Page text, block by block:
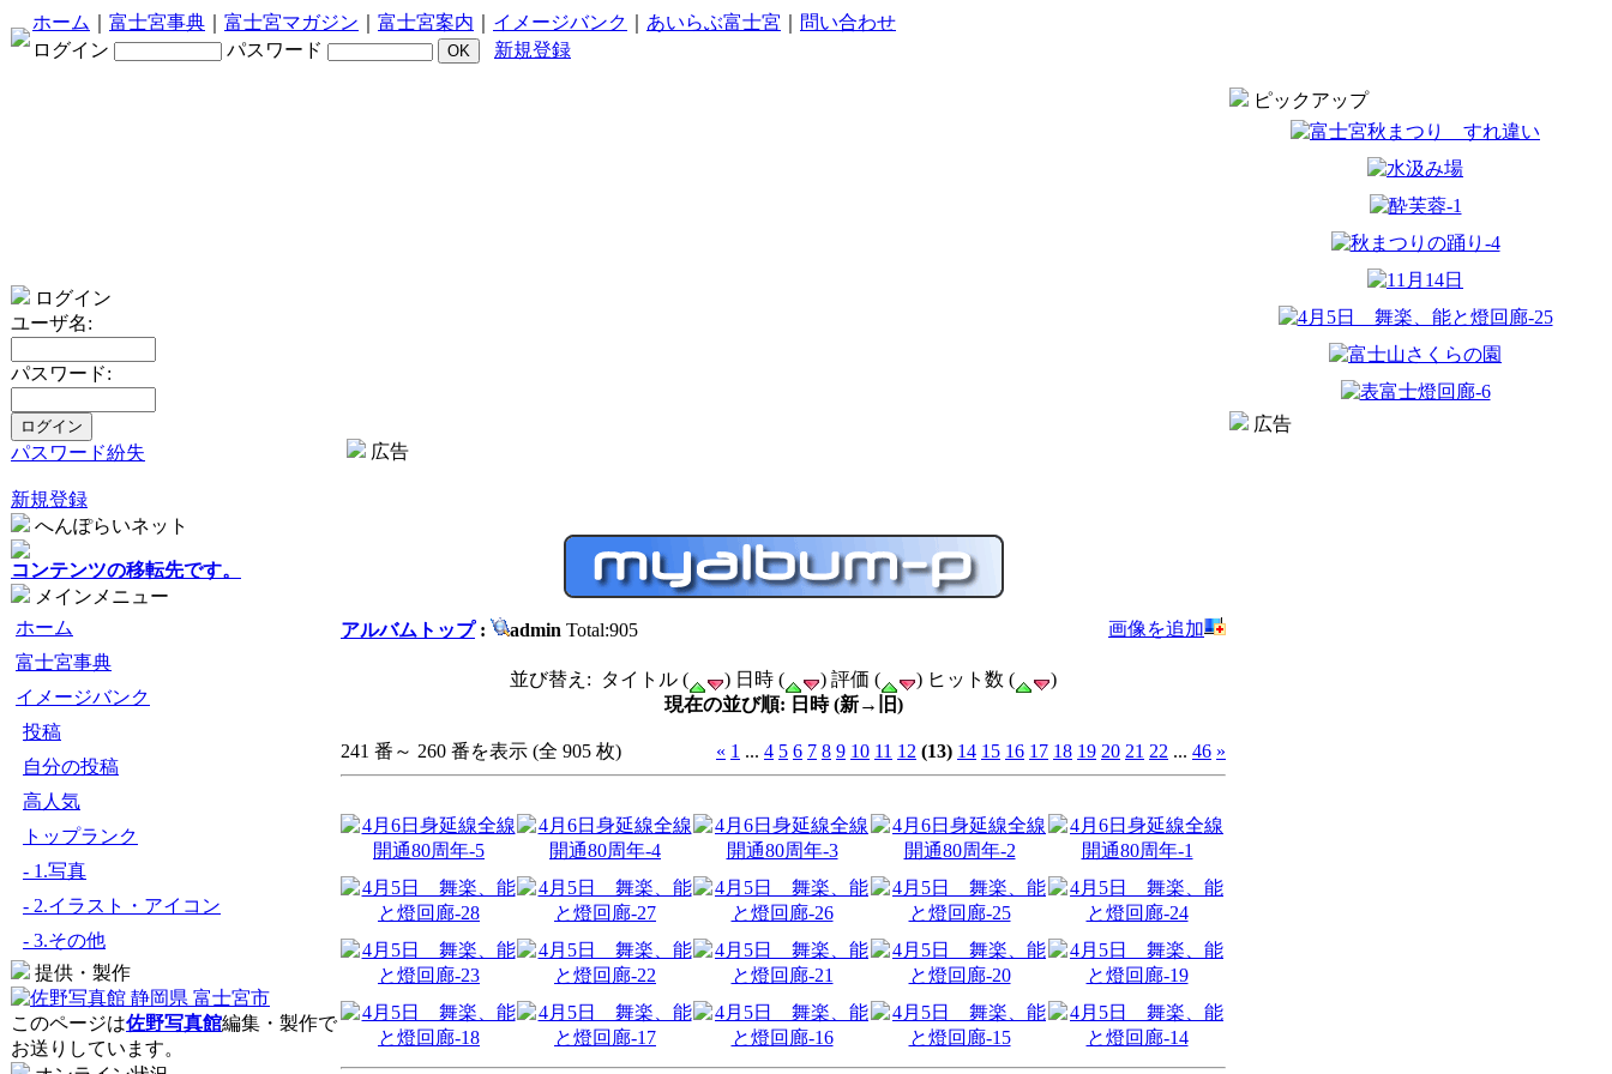
ホーム 富士宮事典 富士宮マガジン 富士宮案内 イメージバンク あいらぶ富士宮
問い合わせ
ログイン
パスワード 新規登録
ログイン
ユーザ名:
パスワード:
パスワード紛失
新規登録
へんぽらいネット
コンテンツの移転先です。
メインメニュー
ホーム
富士宮事典
イメージバンク
投稿
自分の投稿
高人気
トップランク
- 1.写真
- 2.イラスト・アイコン
- 3.その他
提供・製作
このページは佐野写真館編集・製作で
お送りしています。
広告
アルバムトップ: admin Total:905 画像を追加
並び替え: タイトル ( ) 日時 ( ) 評価 ( ) ヒット数 (
)
現在の並び順: 日時 (新→旧)
241 番～ 260 番を表示 (全 905 枚) « 1 ... 4 5 6 7 8 9 10 11 12 (13) 14 15 16 17 18 19 20 21 22 ... 46 »
ピックアップ
広告